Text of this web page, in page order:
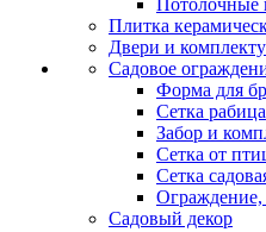
Потолочные
Плитка
Двери и
Садовое
Форма для
Сетка рабица
Забор и
Сетка от
Сетка
Садовый декор